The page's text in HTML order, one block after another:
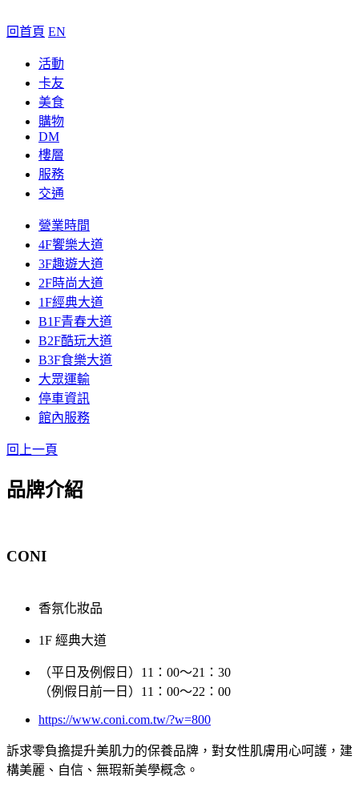
回首頁 EN
活動
卡友
美食
購物
DM
樓層
服務
交通
營業時間
4F饗樂大道
3F趣遊大道
2F時尚大道
1F經典大道
B1F青春大道
B2F酷玩大道
B3F食樂大道
大眾運輸
停車資訊
館內服務
回上一頁
品牌介紹
CONI
香氛化妝品
1F 經典大道
（平日及例假日）11：00～21：30
（例假日前一日）11：00～22：00
https://www.coni.com.tw/?w=800
訴求零負擔提升美肌力的保養品牌，對女性肌膚用心呵護，建
構美麗、自信、無瑕新美學概念。